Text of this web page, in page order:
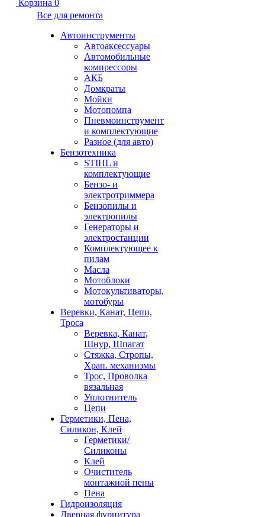
Корзина 0
Все для ремонта
Автоинструменты
Автоаксессуары
Автомобильные
компрессоры
АКБ
Домкраты
Мойки
Мотопомпа
Пневмоинструмент
и комплектующие
Разное (для авто)
Бензотехника
STIHL и
комплектующие
Бензо- и
электротриммера
Бензопилы и
электропилы
Генераторы и
электростанции
Комплектующее к
пилам
Масла
Мотоблоки
Мотокультиваторы,
мотобуры
Веревки, Канат, Цепи,
Троса
Веревка, Канат,
Шнур, Шпагат
Стяжка, Стропы,
Храп. механизмы
Трос, Проволка
вязальная
Уплотнитель
Цепи
Герметики, Пена,
Силикон, Клей
Герметики/
Силиконы
Клей
Очиститель
монтажной пены
Пена
Гидроизоляция
Дверная фурнитура